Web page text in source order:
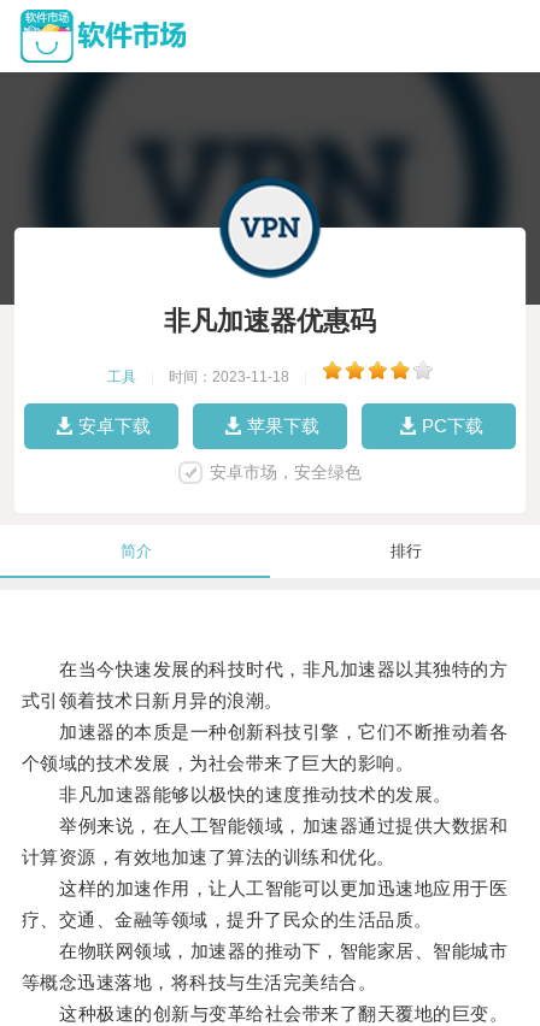
非凡加速器优惠码
工具 时间：2023-11-18
安卓下载 苹果下载 PC下载
安卓市场，安全绿色
简介 排行
在当今快速发展的科技时代，非凡加速器以其独特的方
式引领着技术日新月异的浪潮。
加速器的本质是一种创新科技引擎，它们不断推动着各
个领域的技术发展，为社会带来了巨大的影响。
非凡加速器能够以极快的速度推动技术的发展。
举例来说，在人工智能领域，加速器通过提供大数据和
计算资源，有效地加速了算法的训练和优化。
这样的加速作用，让人工智能可以更加迅速地应用于医
疗、交通、金融等领域，提升了民众的生活品质。
在物联网领域，加速器的推动下，智能家居、智能城市
等概念迅速落地，将科技与生活完美结合。
这种极速的创新与变革给社会带来了翻天覆地的巨变。